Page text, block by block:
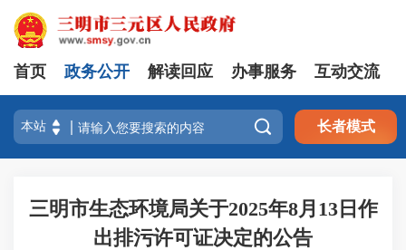
首页 政务公开 解读回应 办事服务 互动交流
 长者模式
三明市生态环境局关于2025年8月13日作
出排污许可证决定的公告